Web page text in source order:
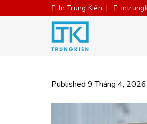
to
In Trung Kiên
Published 9 Tháng 4, 2026